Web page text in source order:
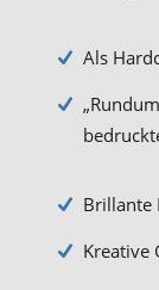
Als
Brillante
Kreative